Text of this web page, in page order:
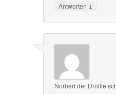
Antworten ↓
Norbert der Drölfte